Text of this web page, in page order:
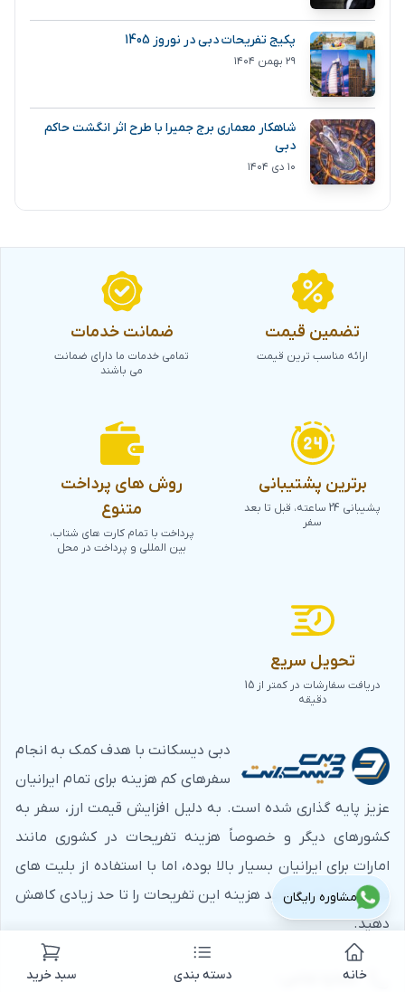
پکیج تفریحات دبی در نوروز 1405
۲۹ بهمن ۱۴۰۴
شاهکار معماری برج جمیرا با طرح اثر انگشت حاکم
دبی
۱۰ دی ۱۴۰۴
تضمین قیمت
ارائه مناسب ترین قیمت
ضمانت خدمات
تمامی خدمات ما دارای ضمانت
می باشند
برترین پشتیبانی
پشیبانی 24 ساعته، قبل تا بعد
سفر
روش های پرداخت
متنوع
پرداخت با تمام کارت های شتاب،
بین المللی و پرداخت در محل
تحویل سریع
دریافت سفارشات در کمتر از 15
دقیقه
دبی دیسکانت با هدف کمک به انجام
سفرهای کم هزینه برای تمام ایرانیان
عزیز پایه گذاری شده است. به دلیل افزایش قیمت ارز، سفر به
کشورهای دیگر و خصوصاً هزینه تفریحات در کشوری مانند
امارات برای ایرانیان بسیار بالا بوده، اما با استفاده از بلیت های
تخفیف دار می توانید هزینه این تفریحات را تا حد زیادی کاهش
دهید.
شماره‌ تماس :
مشاوره رایگان
خانه دسته بندی سبد خرید